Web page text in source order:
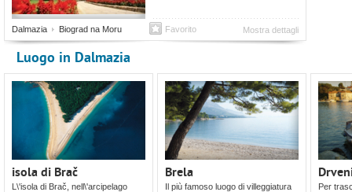
Dalmazia Biograd na Moru Mostra dettagli
Favorito
Luogo in Dalmazia
isola di Brač
L\'isola di Brač, nell\'arcipelago
Brela
Il più famoso luogo di villeggiatura
Per